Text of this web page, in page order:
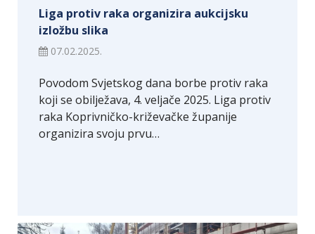
Liga protiv raka organizira aukcijsku
izložbu slika
07.02.2025.
Povodom Svjetskog dana borbe protiv raka
koji se obilježava, 4. veljače 2025. Liga protiv
raka Koprivničko-križevačke županije
organizira svoju prvu…